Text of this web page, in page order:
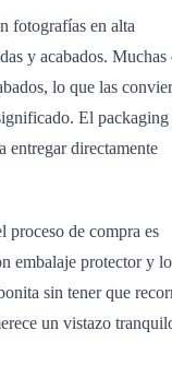
fotografías en alta
y acabados. Muchas
lo que las
El packaging
entregar directamente
proceso de compra es
embalaje protector y
sin tener que
un vistazo